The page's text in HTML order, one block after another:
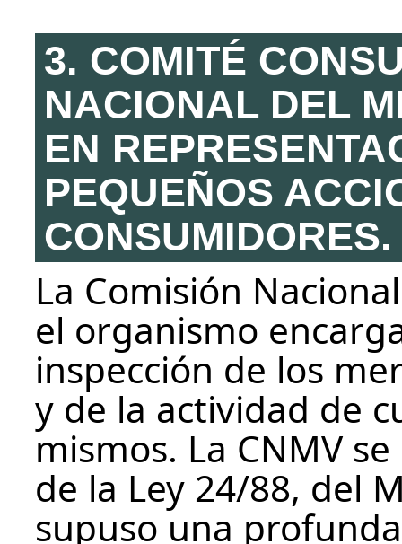
3. COMITÉ
NACIONAL DEL
EN
PEQUEÑOS
CONSUMIDORES.
La Comisión
el organismo
inspección de los
y de la actividad de
mismos. La CNMV
de la Ley 24/88, del
supuso una